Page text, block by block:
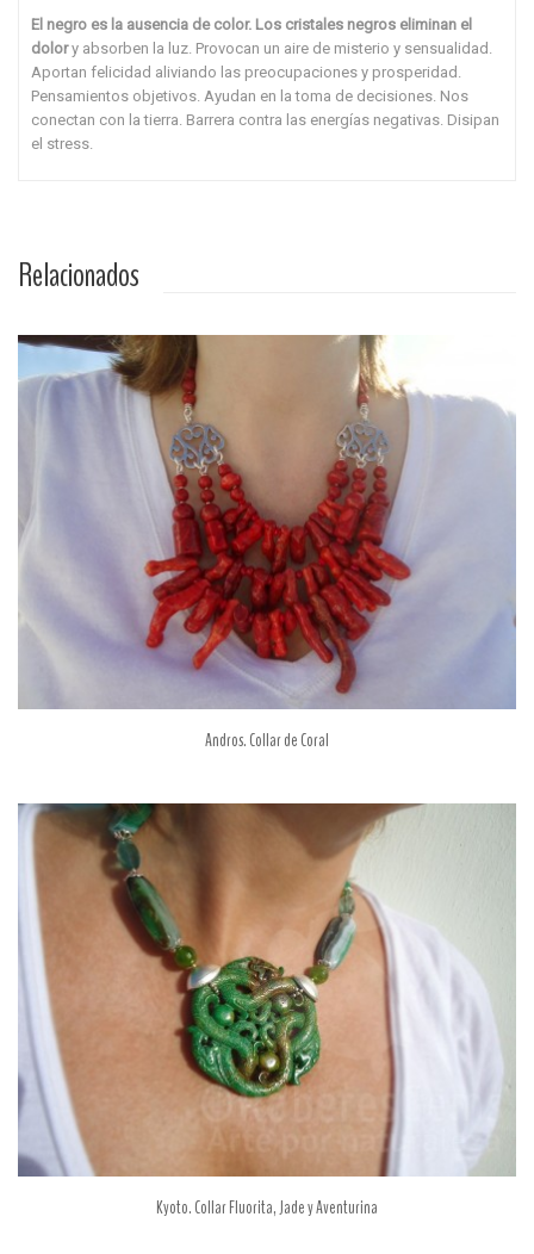
El negro es la ausencia de color. Los cristales negros eliminan el
dolory absorben la luz. Provocan un aire de misterio y sensualidad.
Aportan felicidad aliviando las preocupaciones y prosperidad.
Pensamientos objetivos. Ayudan en la toma de decisiones. Nos
conectan con la tierra. Barrera contra las energías negativas. Disipan
el stress.
Relacionados
Andros. Collar de Coral
Kyoto. Collar Fluorita, Jade y Aventurina